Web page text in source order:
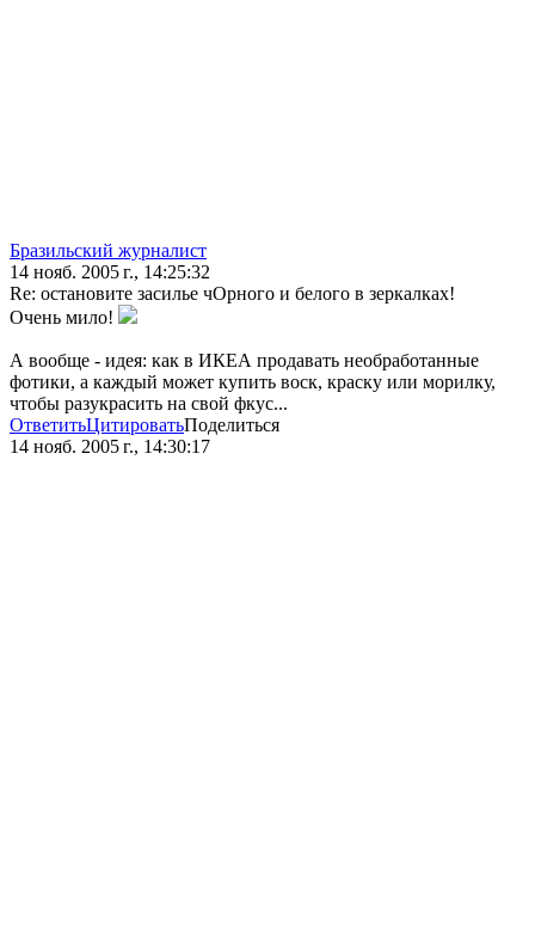
Бразильский журналист
14 нояб. 2005 г., 14:25:32
Re: остановите засилье чОрного и белого в зеркалках!
Очень мило!
А вообще - идея: как в ИКЕА продавать необработанные
фотики, а каждый может купить воск, краску или морилку,
чтобы разукрасить на свой фкус...
ОтветитьЦитироватьПоделиться
14 нояб. 2005 г., 14:30:17